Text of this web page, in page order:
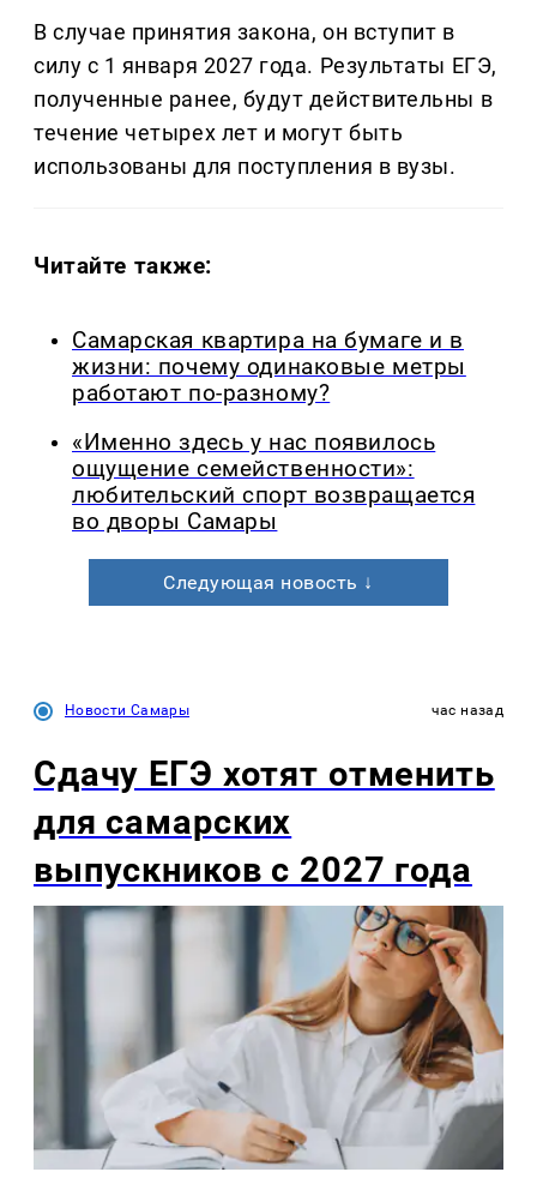
В случае принятия закона, он вступит в
силу с 1 января 2027 года. Результаты ЕГЭ,
полученные ранее, будут действительны в
течение четырех лет и могут быть
использованы для поступления в вузы.
Читайте также:
Самарская квартира на бумаге и в
жизни: почему одинаковые метры
работают по-разному?
«Именно здесь у нас появилось
ощущение семейственности»:
любительский спорт возвращается
во дворы Самары
Следующая новость ↓
Новости Самары час назад
Сдачу ЕГЭ хотят отменить
для самарских
выпускников с 2027 года